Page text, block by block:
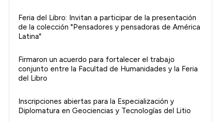
Feria del Libro: Invitan a participar de la presentación
de la colección "Pensadores y pensadoras de América
Latina"
Firmaron un acuerdo para fortalecer el trabajo
conjunto entre la Facultad de Humanidades y la Feria
del Libro
Inscripciones abiertas para la Especialización y
Diplomatura en Geociencias y Tecnologías del Litio